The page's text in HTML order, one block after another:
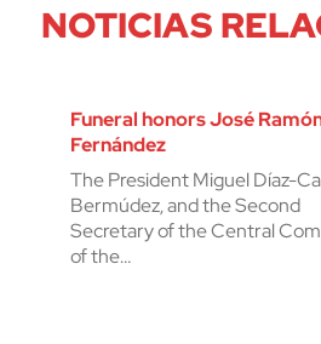
NOTICIAS
Funeral honors José
Fernández
The President Miguel Díaz-
Bermúdez, and the Second
Secretary of the Central
of the…